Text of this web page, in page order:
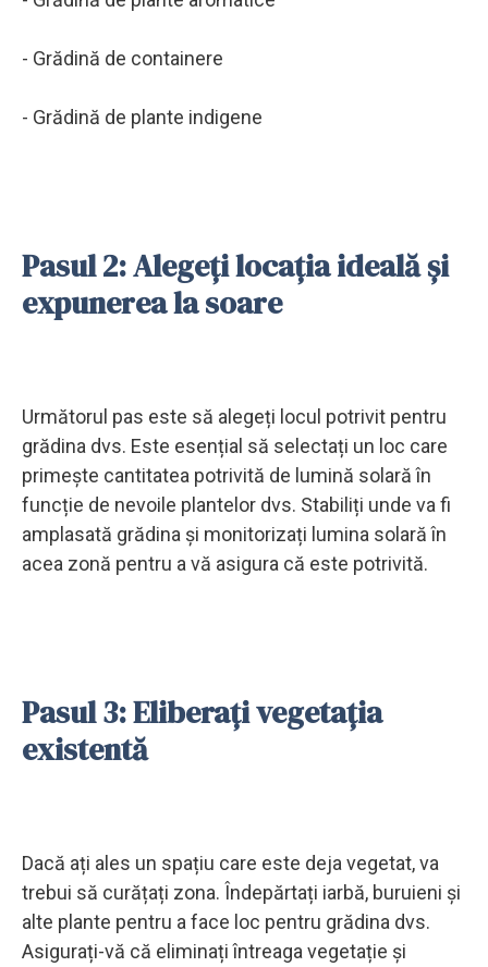
- Grădină de containere
- Grădină de plante indigene
Pasul 2: Alegeți locația ideală și
expunerea la soare
Următorul pas este să alegeți locul potrivit pentru
grădina dvs. Este esențial să selectați un loc care
primește cantitatea potrivită de lumină solară în
funcție de nevoile plantelor dvs. Stabiliți unde va fi
amplasată grădina și monitorizați lumina solară în
acea zonă pentru a vă asigura că este potrivită.
Pasul 3: Eliberați vegetația
existentă
Dacă ați ales un spațiu care este deja vegetat, va
trebui să curățați zona. Îndepărtați iarbă, buruieni și
alte plante pentru a face loc pentru grădina dvs.
Asigurați-vă că eliminați întreaga vegetație și